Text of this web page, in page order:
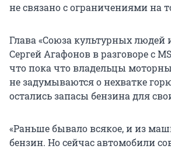
не связано с ограничениями на
Глава «Союза культурных людей
Сергей Агафонов в разговоре с
что пока что владельцы
не задумываются о нехватке
остались запасы бензина для
«Раньше бывало всякое, и из
бензин. Но сейчас автомобили